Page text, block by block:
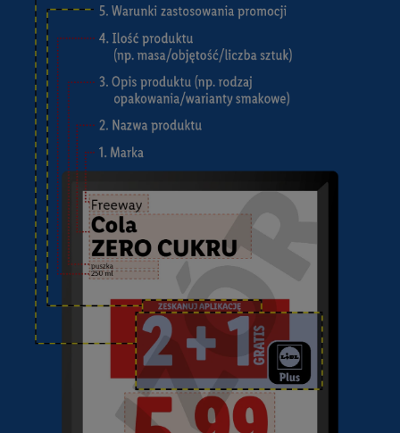
Kliknięcie w przycisk "Odrzuć" powoduje, że aktywne są
wyłącznie technicznie niezbędne technologie. Klikając
"Zgadzam się", użytkownik wyraża zgodę na przetwarzanie
danych we wszystkich wyżej wymienionych celach, w tym na
współpracę ze wszystkimi wymienionymi partnerami. Dalsze
informacje, w tym okresy przechowywania danych i prawo do
cofnięcia zgody w dowolnym momencie ze skutkiem na
przyszłość, można znaleźć w naszej
polityce prywatności
Informacje dot. Administratorów można znaleźć
sekcji "Dostosuj" możesz wyrazić zgodę na poszczególne cele
wykorzystania danych oraz dla partnerów ; dotyczy to również
celów i funkcji wymienionych poniżej w formie słów
kluczowych w kontekście korzystania z IAB TCF do celów
reklamowych i pomiaru wydajności:
Zapewnienie bezpieczeństwa, zapobieganie i wykrywanie
oszustw oraz rozwiązywanie problemów, dostarczanie i
wyświetlanie reklam i treści, synchronizacja i łączenie danych
z różnych źródeł, łączenie różnych urządzeń, identyfikacja